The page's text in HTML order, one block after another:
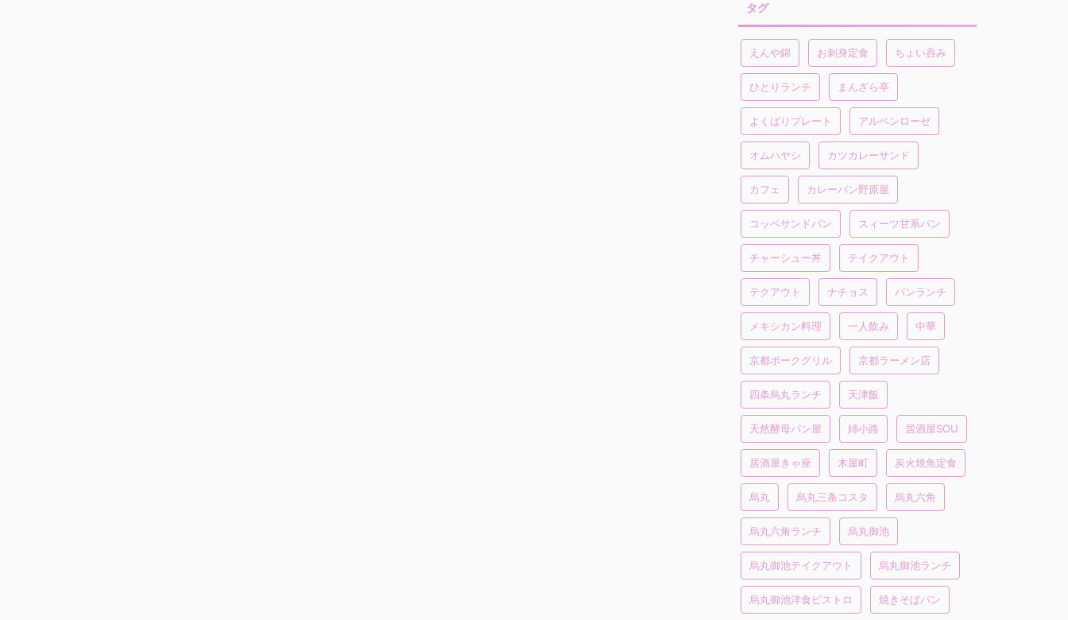
タグ
えんや錦 お刺身定食 ちょい呑み
ひとりランチ まんざら亭
よくばりプレート アルペンローゼ
オムハヤシ カツカレーサンド
カフェ カレーパン野原屋
コッペサンドパン スィーツ甘系パン
チャーシュー丼 テイクアウト
テクアウト ナチョス パンランチ
メキシカン料理 一人飲み 中華
京都ポークグリル 京都ラーメン店
四条烏丸ランチ 天津飯
天然酵母パン屋 姉小路 居酒屋SOU
居酒屋きゃ座 木屋町 炭火焼魚定食
烏丸 烏丸三条コスタ 烏丸六角
烏丸六角ランチ 烏丸御池
烏丸御池テイクアウト 烏丸御池ランチ
烏丸御池洋食ビストロ 焼きそばパン